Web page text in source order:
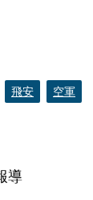
飛安 空軍
導